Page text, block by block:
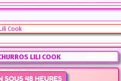
Cook
LILI COOK